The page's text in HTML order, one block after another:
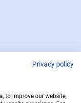
Privacy policy
to improve our website,